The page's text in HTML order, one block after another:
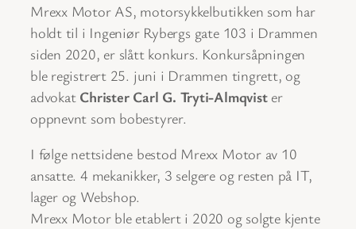
Mrexx Motor AS, motorsykkelbutikken som har
holdt til i Ingeniør Rybergs gate 103 i Drammen
siden 2020, er slått konkurs. Konkursåpningen
ble registrert 25. juni i Drammen tingrett, og
advokat Christer Carl G. Tryti-Almqvister
oppnevnt som bobestyrer.
I følge nettsidene bestod Mrexx Motor av 10
ansatte. 4 mekanikker, 3 selgere og resten på IT,
lager og Webshop.
Mrexx Motor ble etablert i 2020 og solgte kjente